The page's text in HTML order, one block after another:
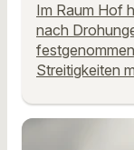
Im Raum Hof
nach
Streitigkeiten